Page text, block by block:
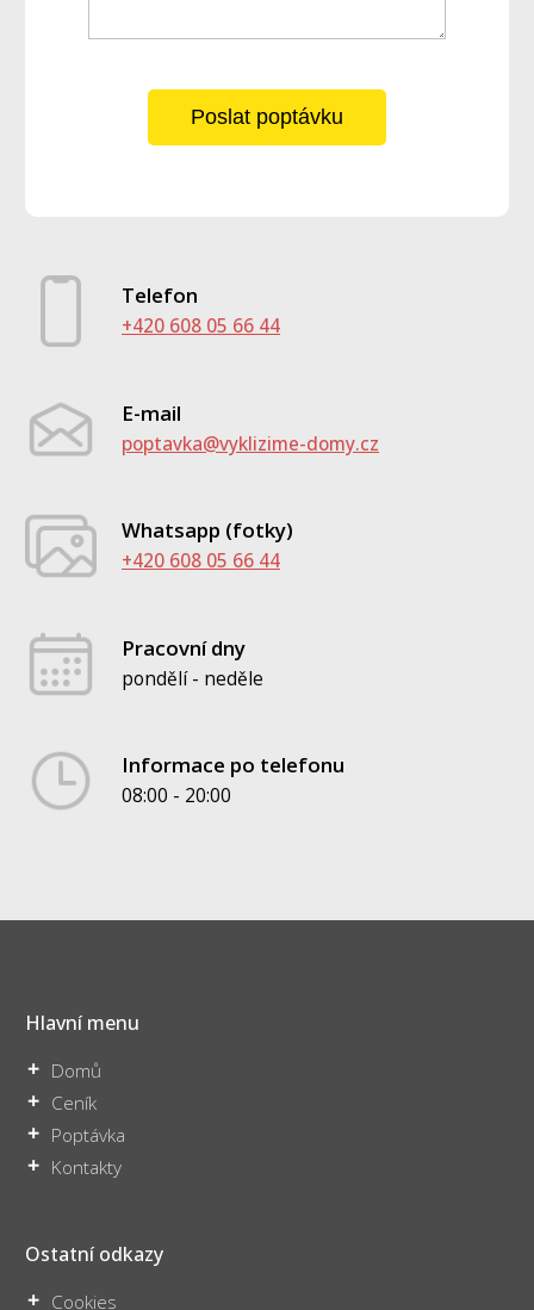
Poslat poptávku
Telefon
+420 608 05 66 44
E-mail
poptavka@vyklizime-domy.cz
Whatsapp (fotky)
+420 608 05 66 44
Pracovní dny
pondělí - neděle
Informace po telefonu
08:00 - 20:00
Hlavní menu
Domů
Ceník
Poptávka
Kontakty
Ostatní odkazy
Cookies